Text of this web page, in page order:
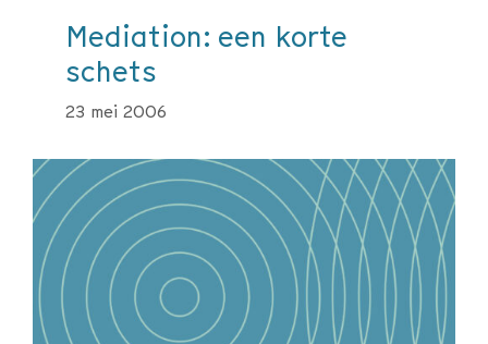
Mediation: een korte
schets
23 mei 2006